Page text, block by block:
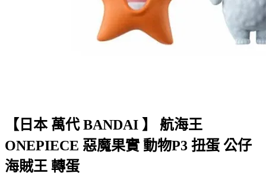
【日本 萬代 BANDAI 】 航海王
ONEPIECE 惡魔果實 動物P3 扭蛋 公仔
海賊王 轉蛋